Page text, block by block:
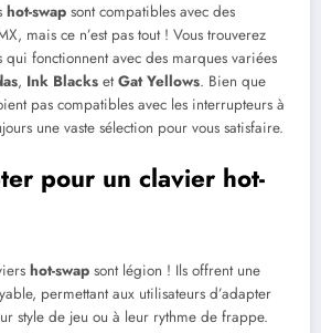
hot-swap sont compatibles avec des
mais ce n’est pas tout ! Vous trouverez
qui fonctionnent avec des marques variées
, Ink Blacks etGat Yellows. Bien que
pas compatibles avec les interrupteurs à
une vaste sélection pour vous satisfaire.
pour un clavier hot-
hot-swap sont légion ! Ils offrent une
permettant aux utilisateurs d’adapter
style de jeu ou à leur rythme de frappe.